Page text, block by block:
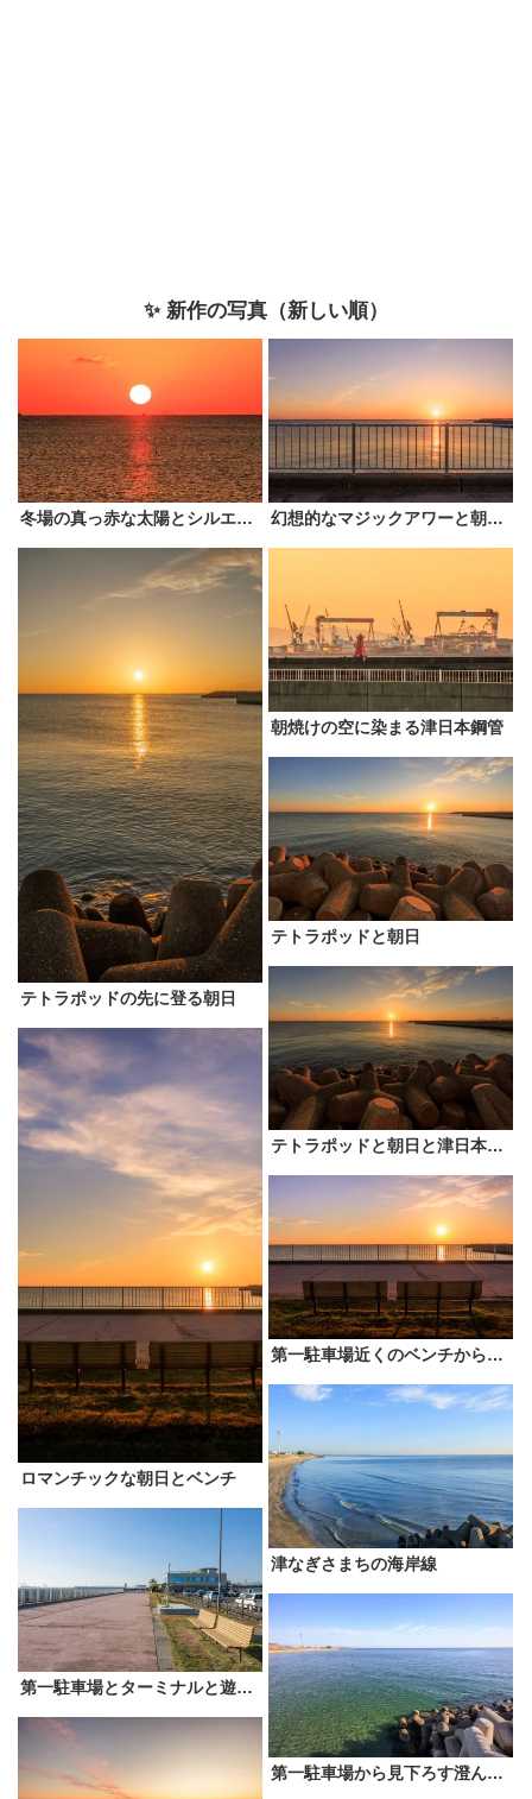
✨ 新作の写真（新しい順）
冬場の真っ赤な太陽とシルエットに浮かぶ神島 幻想的なマジックアワーと朝日を遊歩道から眺める
テトラポッドの先に登る朝日
朝焼けの空に染まる津日本鋼管
テトラポッドと朝日
テトラポッドと朝日と津日本鋼管
ロマンチックな朝日とベンチ
第一駐車場近くのベンチから眺める朝日
津なぎさまちの海岸線
第一駐車場とターミナルと遊歩道
第一駐車場から見下ろす澄んだ津の海